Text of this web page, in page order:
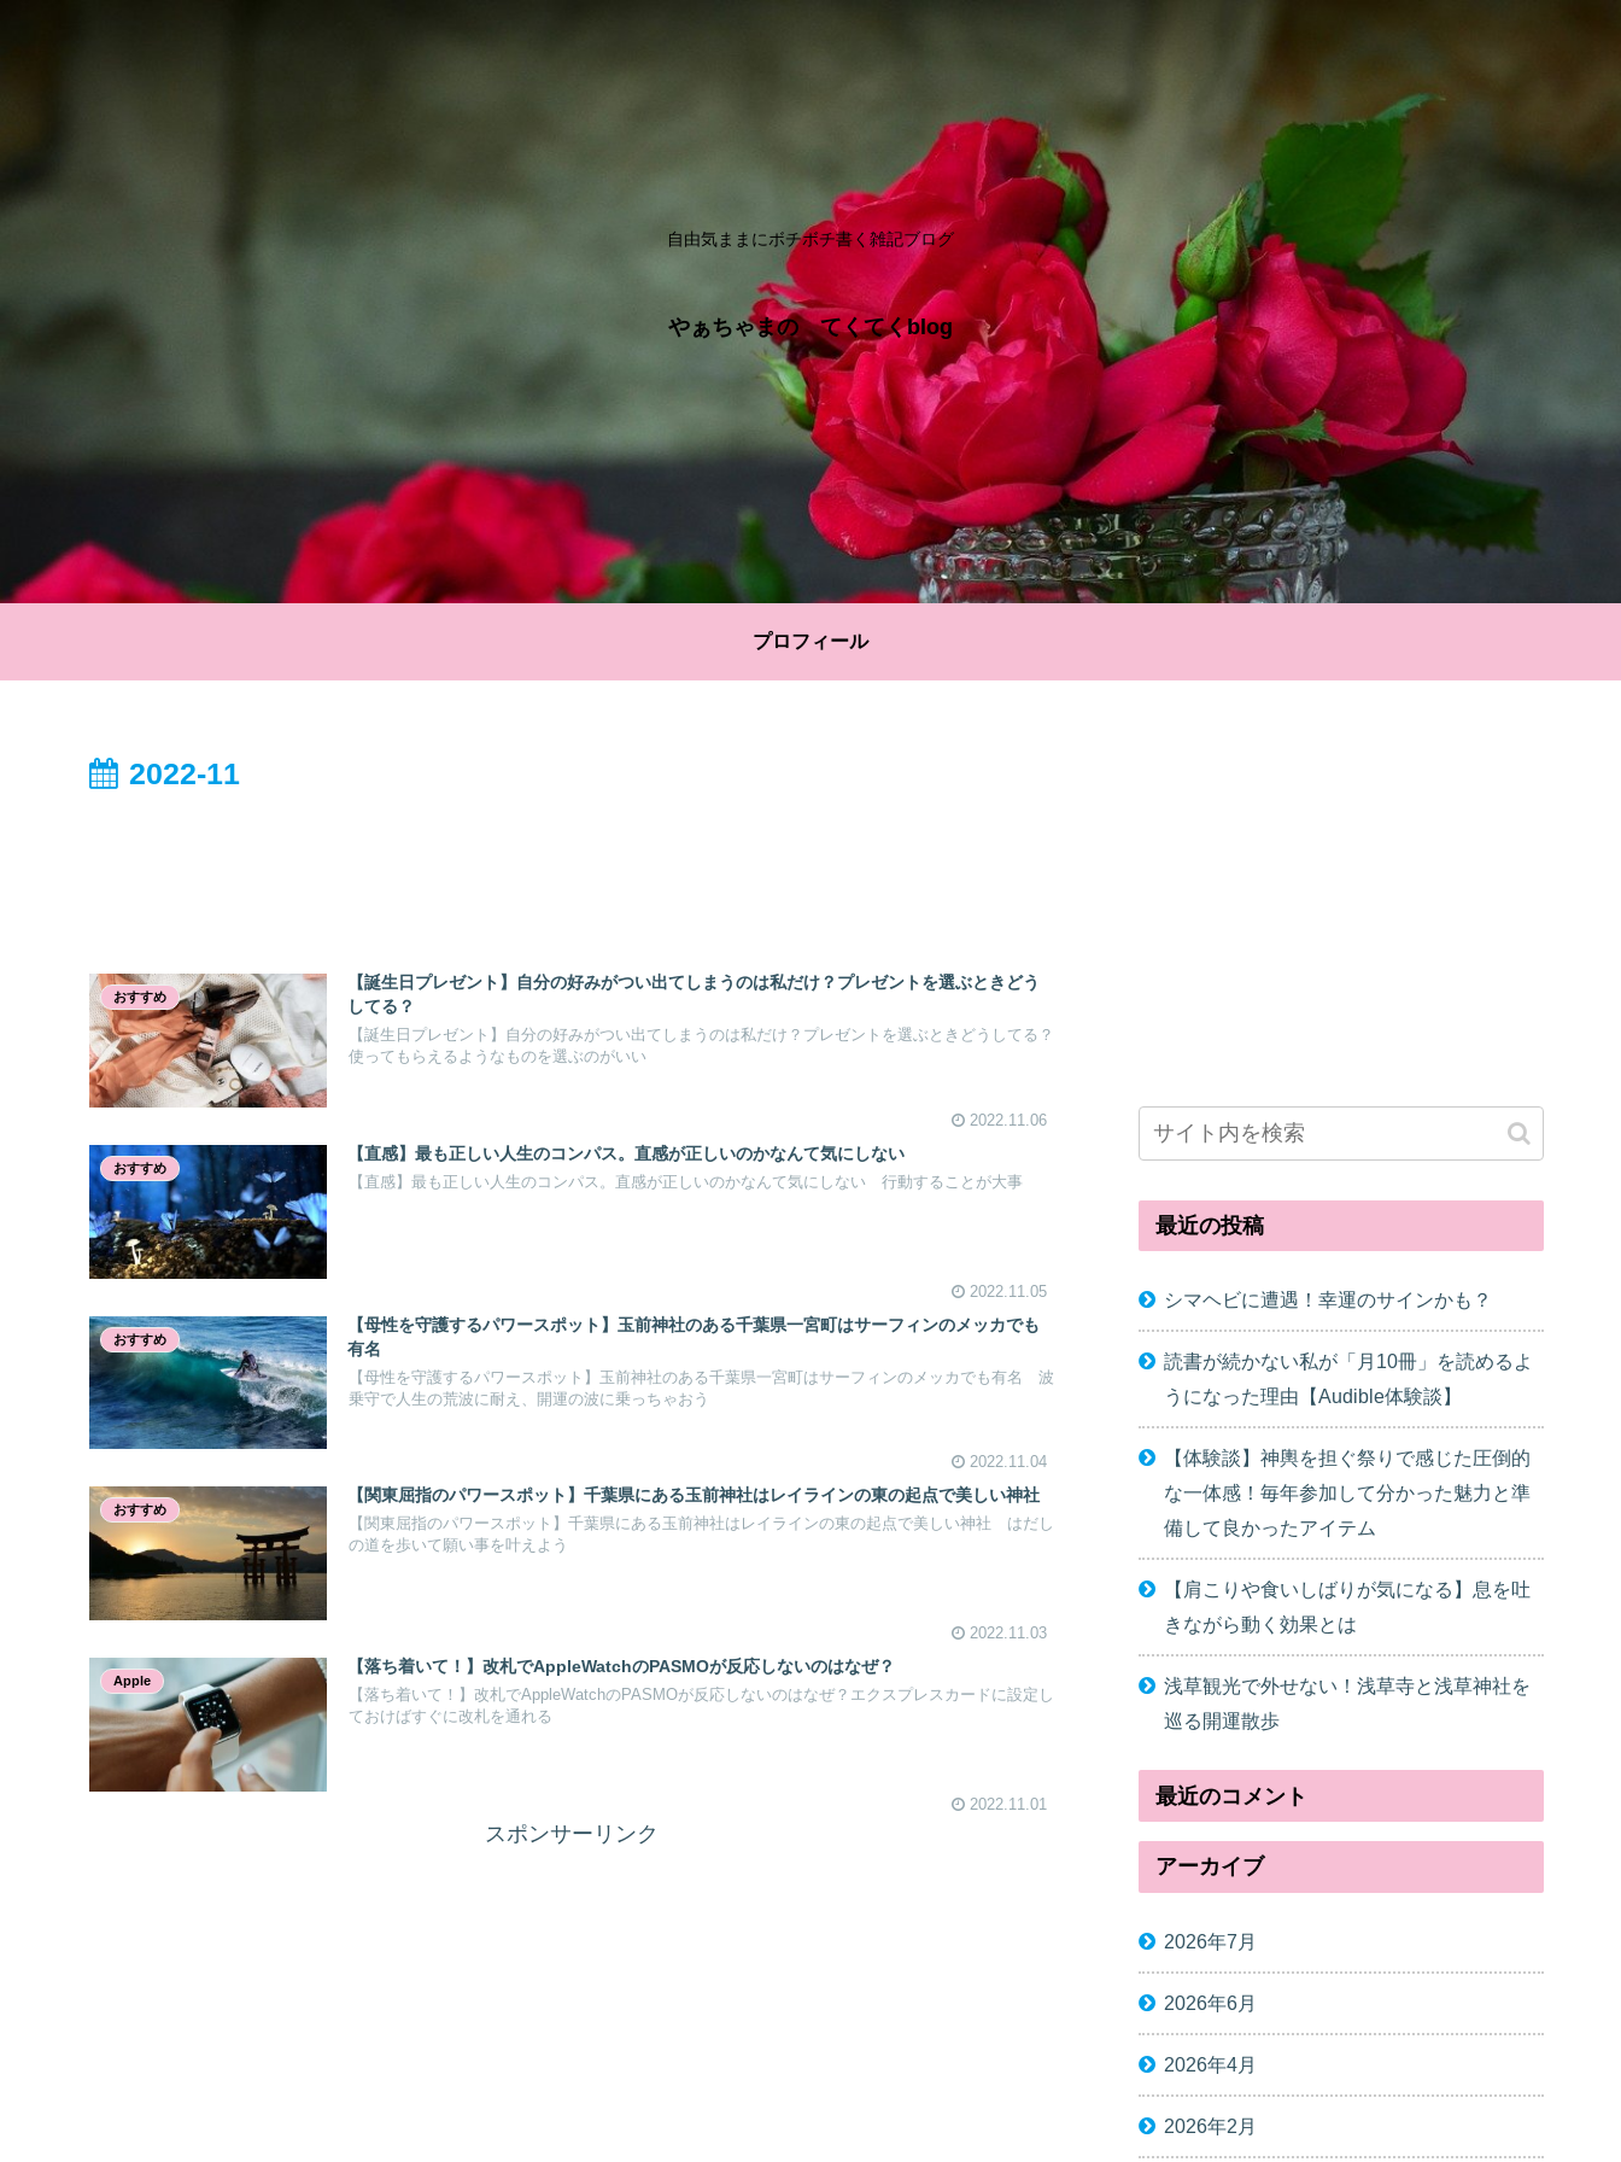
自由気ままにボチボチ書く雑記ブログ
やぁちゃまの てくてくblog
プロフィール
2022-11
おすすめ
【誕生日プレゼント】自分の好みがつい出てしまうのは私だけ？プレゼントを選ぶときどう
してる？
【誕生日プレゼント】自分の好みがつい出てしまうのは私だけ？プレゼントを選ぶときどうしてる？
使ってもらえるようなものを選ぶのがいい
2022.11.06
おすすめ
【直感】最も正しい人生のコンパス。直感が正しいのかなんて気にしない
【直感】最も正しい人生のコンパス。直感が正しいのかなんて気にしない 行動することが大事
2022.11.05
おすすめ
【母性を守護するパワースポット】玉前神社のある千葉県一宮町はサーフィンのメッカでも
有名
【母性を守護するパワースポット】玉前神社のある千葉県一宮町はサーフィンのメッカでも有名 波
乗守で人生の荒波に耐え、開運の波に乗っちゃおう
2022.11.04
おすすめ
【関東屈指のパワースポット】千葉県にある玉前神社はレイラインの東の起点で美しい神社
【関東屈指のパワースポット】千葉県にある玉前神社はレイラインの東の起点で美しい神社 はだし
の道を歩いて願い事を叶えよう
2022.11.03
Apple
【落ち着いて！】改札でAppleWatchのPASMOが反応しないのはなぜ？
【落ち着いて！】改札でAppleWatchのPASMOが反応しないのはなぜ？エクスプレスカードに設定し
ておけばすぐに改札を通れる
2022.11.01
スポンサーリンク
最近の投稿
シマヘビに遭遇！幸運のサインかも？
読書が続かない私が「月10冊」を読めるよ
うになった理由【Audible体験談】
【体験談】神輿を担ぐ祭りで感じた圧倒的
な一体感！毎年参加して分かった魅力と準
備して良かったアイテム
【肩こりや食いしばりが気になる】息を吐
きながら動く効果とは
浅草観光で外せない！浅草寺と浅草神社を
巡る開運散歩
最近のコメント
アーカイブ
2026年7月
2026年6月
2026年4月
2026年2月